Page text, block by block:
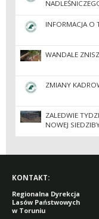
INFORMACJA O
WANDALE
ZMIANY
ZALEDWIE
NOWEJ
KONTAKT:
Regionalna Dyrekcja
Lasów Państwowych
w Toruniu